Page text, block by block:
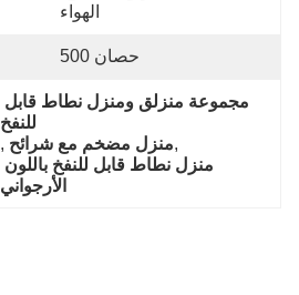
الهواء
500 حصان
للنفخ
, منزل مضخم مع شرائح,
الأرجواني